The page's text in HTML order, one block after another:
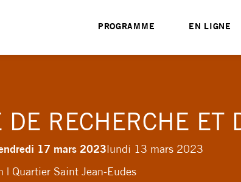
PROGRAMME EN LIGNE
RECHERCHE ET
17 mars 2023lundi 13 mars 2023
| Quartier Saint Jean-Eudes